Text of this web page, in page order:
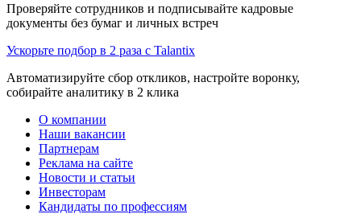
Проверяйте сотрудников и подписывайте кадровые
документы без бумаг и личных встреч
Ускорьте подбор в 2 раза с Talantix
Автоматизируйте сбор откликов, настройте воронку,
собирайте аналитику в 2 клика
О компании
Наши вакансии
Партнерам
Реклама на сайте
Новости и статьи
Инвесторам
Кандидаты по профессиям